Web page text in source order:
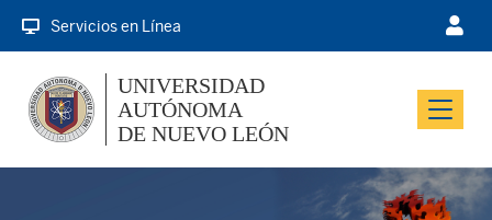
Servicios en Línea
Menu
UNIVERSIDAD
AUTÓNOMA
DE NUEVO LEÓN